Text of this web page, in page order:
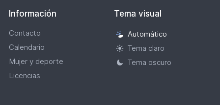
Información
Contacto
Calendario
Mujer y deporte
Licencias
Tema visual
Selección
de
tema
Automático
Tema claro
Tema oscuro